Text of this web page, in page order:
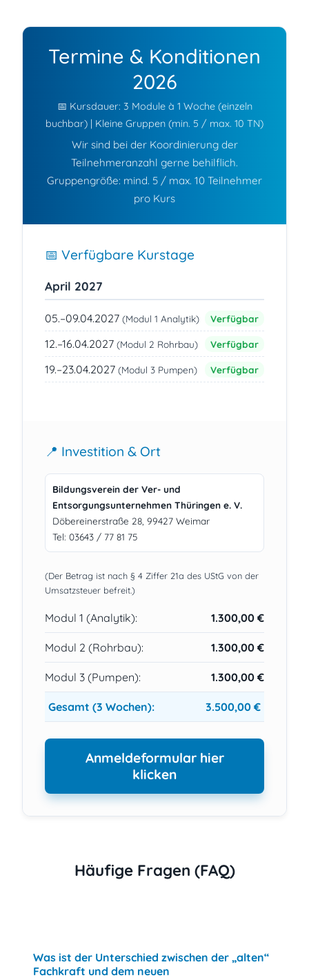
Termine & Konditionen
2026
📅 Kursdauer: 3 Module à 1 Woche (einzeln
buchbar) | Kleine Gruppen (min. 5 / max. 10 TN)
Wir sind bei der Koordinierung der
Teilnehmeranzahl gerne behilflich.
Gruppengröße: mind. 5 / max. 10 Teilnehmer
pro Kurs
📅 Verfügbare Kurstage
April 2027
05.–09.04.2027 (Modul 1 Analytik) Verfügbar
12.–16.04.2027 (Modul 2 Rohrbau) Verfügbar
19.–23.04.2027 (Modul 3 Pumpen) Verfügbar
📍 Investition & Ort
Bildungsverein der Ver- und
Entsorgungsunternehmen Thüringen e. V.
Döbereinerstraße 28, 99427 Weimar
Tel: 03643 / 77 81 75
(Der Betrag ist nach § 4 Ziffer 21a des UStG von der
Umsatzsteuer befreit.)
Modul 1 (Analytik): 1.300,00 €
Modul 2 (Rohrbau): 1.300,00 €
Modul 3 (Pumpen): 1.300,00 €
Gesamt (3 Wochen): 3.500,00 €
Anmeldeformular hier
klicken
Häufige Fragen (FAQ)
Was ist der Unterschied zwischen der „alten“
Fachkraft und dem neuen